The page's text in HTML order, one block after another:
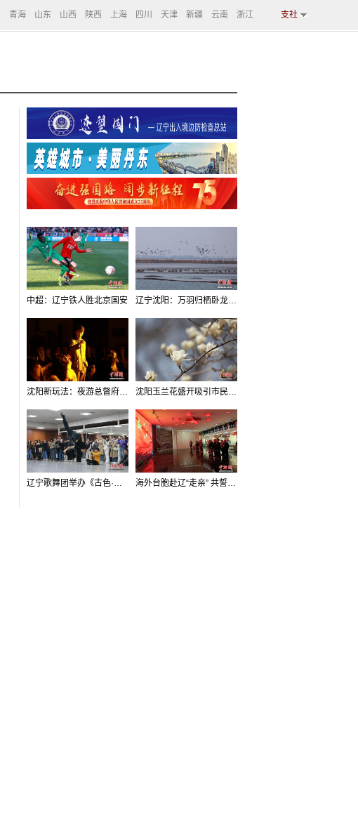
青海 山东 山西 陕西 上海 四川 天津 新疆 云南 浙江 支社
中超：辽宁铁人胜北京国安 辽宁沈阳：万羽归栖卧龙湖看群鸟齐飞
沈阳新玩法：夜游总督府，当一回“赴宴者” 沈阳玉兰花盛开吸引市民打卡
辽宁歌舞团举办《古色·国宝辽宁》排练开放日活动 海外台胞赴辽“走亲” 共誓“和平初心”